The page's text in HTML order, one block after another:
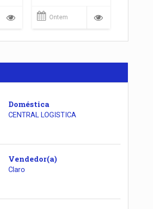
Ontem
Doméstica
CENTRAL LOGISTICA
Vendedor(a)
Claro